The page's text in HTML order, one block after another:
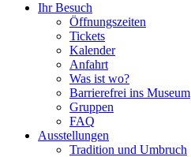
Ihr Besuch
Öffnungszeiten
Tickets
Kalender
Anfahrt
Was ist wo?
Barrierefrei ins Museum
Gruppen
FAQ
Ausstellungen
Tradition und Umbruch